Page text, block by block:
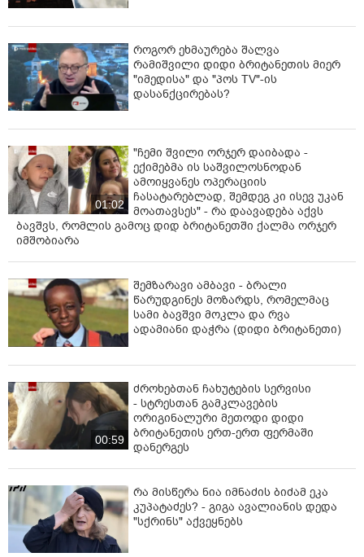
როგორ ეხმაურება შალვა
რამიშვილი დიდი ბრიტანეთის მიერ
"იმედისა" და "პოს TV"-ის
დასანქცირებას?
01:02
"ჩემი შვილი ორჯერ დაიბადა -
ექიმებმა ის საშვილოსნოდან
ამოიყვანეს ოპერაციის
ჩასატარებლად, შემდეგ კი ისევ უკან
მოათავსეს" - რა დაავადება აქვს
ბავშვს, რომლის გამოც დიდ ბრიტანეთში ქალმა ორჯერ
იმშობიარა
შემზარავი ამბავი - ბრალი
წარუდგინეს მოზარდს, რომელმაც
სამი ბავშვი მოკლა და რვა
ადამიანი დაჭრა (დიდი ბრიტანეთი)
00:59
ძროხებთან ჩახუტების სერვისი
- სტრესთან გამკლავების
ორიგინალური მეთოდი დიდი
ბრიტანეთის ერთ-ერთ ფერმაში
დანერგეს
რა მისწერა ნია იმნაძის ბიძამ ეკა
კუპატაძეს? - გიგა ავალიანის დედა
"სქრინს" აქვეყნებს